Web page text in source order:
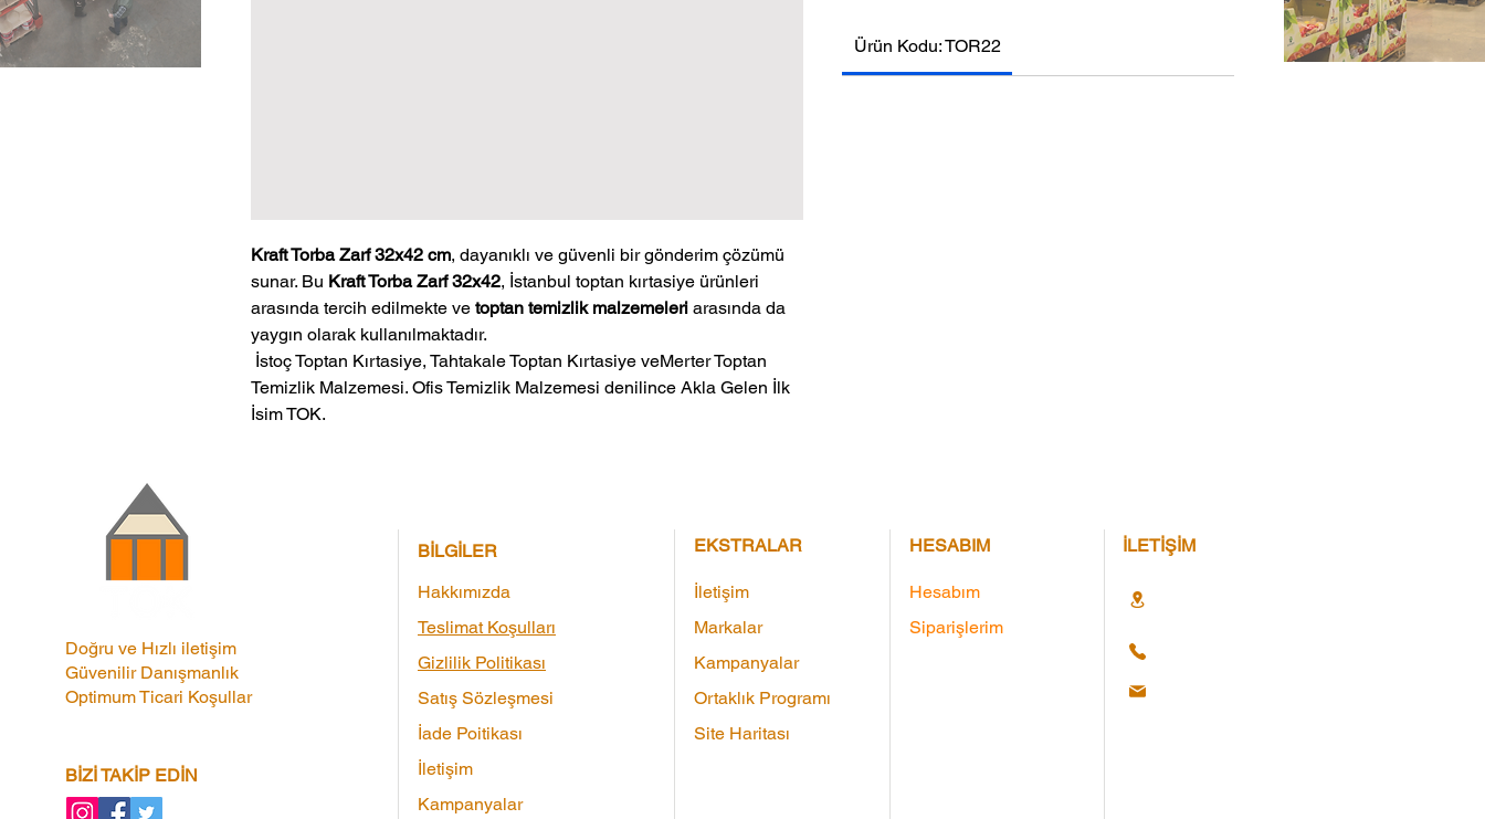
Kraft Torba Zarf 32x42 cm, dayanıklı ve güvenli bir gönderim çözümü
sunar. Bu Kraft Torba Zarf 32x42, İstanbul toptan kırtasiye ürünleri
arasında tercih edilmekte ve toptan temizlik malzemeleri arasında da
yaygın olarak kullanılmaktadır.
Temizlik Malzemesi. Ofis Temizlik Malzemesi denilince Akla Gelen İlk
İsim TOK.
Ürün Kodu: TOR22
Doğru ve Hızlı iletişim
Güvenilir Danışmanlık
Optimum Ticari Koşullar
BİZİ TAKİP EDİN
BİLGİLER
Hakkımızda
Teslimat Koşulları
Gizlilik Politikası
Satış Sözleşmesi
İade Poitikası
İletişim
Kampanyalar
EKSTRALAR
İletişim
Markalar
Kampanyalar
Ortaklık Programı
Site Haritası
HESABIM
Hesabım
Siparişlerim
İLETİŞİM